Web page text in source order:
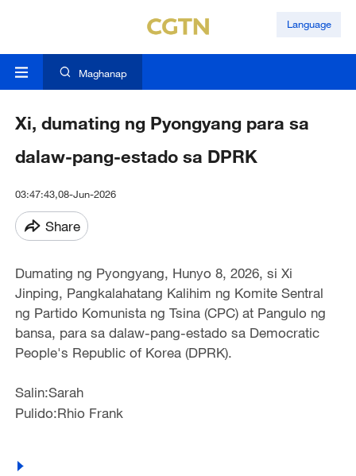
Language
Maghanap
Xi, dumating ng Pyongyang para sa
dalaw-pang-estado sa DPRK
03:47:43,08-Jun-2026
Share
Dumating ng Pyongyang, Hunyo 8, 2026, si Xi
Jinping, Pangkalahatang Kalihim ng Komite Sentral
ng Partido Komunista ng Tsina (CPC) at Pangulo ng
bansa, para sa dalaw-pang-estado sa Democratic
People's Republic of Korea (DPRK).
Salin:Sarah
Pulido:Rhio Frank